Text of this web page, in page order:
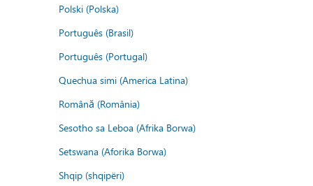
Polski (Polska)
Português (Brasil)
Português (Portugal)
Quechua simi (America Latina)
Română (România)
Sesotho sa Leboa (Afrika Borwa)
Setswana (Aforika Borwa)
Shqip (shqipëri)